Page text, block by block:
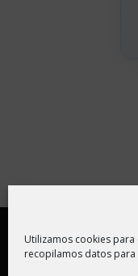
Utilizamos cookies
recopilamos datos
En